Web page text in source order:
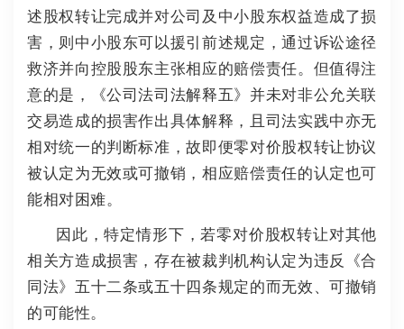
述股权转让完成并对公司及中小股东权益造成了损
害，则中小股东可以援引前述规定，通过诉讼途径
救济并向控股股东主张相应的赔偿责任。但值得注
意的是，《公司法司法解释五》并未对非公允关联
交易造成的损害作出具体解释，且司法实践中亦无
相对统一的判断标准，故即便零对价股权转让协议
被认定为无效或可撤销，相应赔偿责任的认定也可
能相对困难。
因此，特定情形下，若零对价股权转让对其他
相关方造成损害，存在被裁判机构认定为违反《合
同法》五十二条或五十四条规定的而无效、可撤销
的可能性。